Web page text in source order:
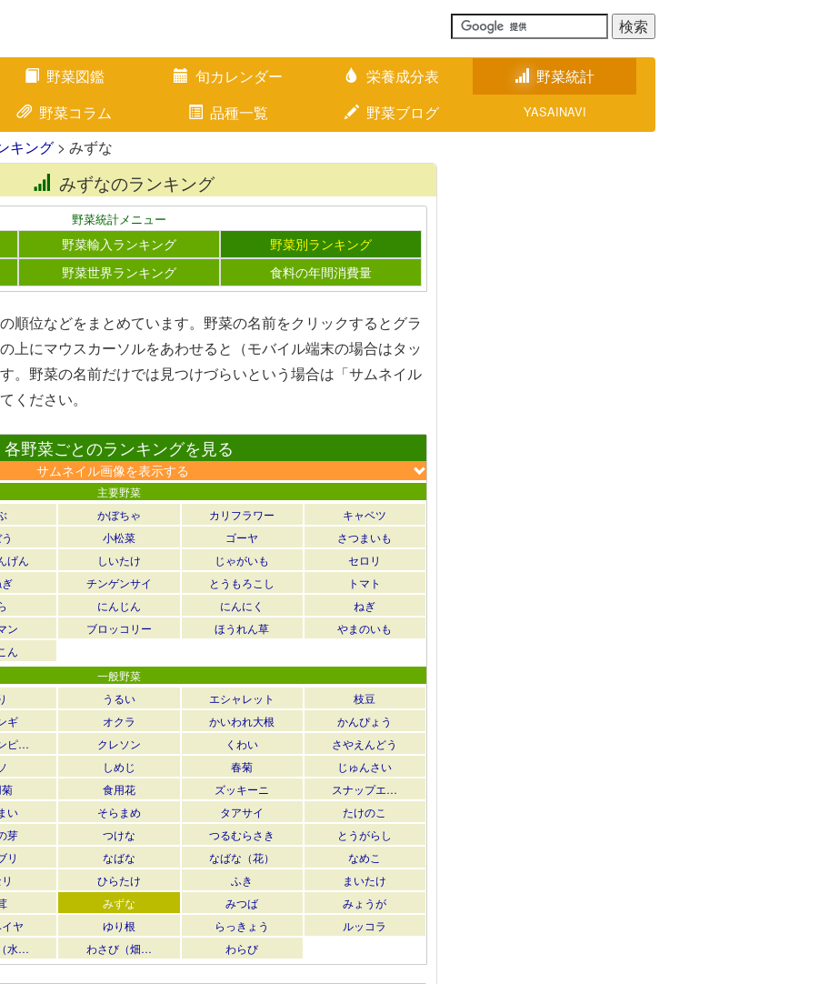
野菜図鑑 旬カレンダー 栄養成分表
野菜統計
野菜コラム 品種一覧 野菜ブログ YASAINAVI
キング > みずな
みずなのランキング
野菜統計メニュー
野菜輸入ランキング
野菜別ランキング
野菜世界ランキング 食料の年間消費量
順位などをまとめています。野菜の名前をクリックするとグラ
上にマウスカーソルをあわせると（モバイル端末の場合はタッ
。野菜の名前だけでは見つけづらいという場合は「サムネイル
ください。
各野菜ごとのランキングを見る
サムネイル画像を表示する
主要野菜
かぼちゃ カリフラワー
キャベツ
小松菜 ゴーヤ
さつまいも
げん しいたけ じゃがいも
セロリ
チンゲンサイ とうもろこし
トマト
にんじん にんにく
ねぎ
ン ブロッコリー ほうれん草
やまのいも
ん
一般野菜
うるい エシャレット
枝豆
ギ オクラ かいわれ大根
かんぴょう
ピ… クレソン くわい
さやえんどう
しめじ 春菊
じゅんさい
食用花 ズッキーニ
スナップエ…
い そらまめ タアサイ
たけのこ
芽 つけな つるむらさき
とうがらし
リ なばな なばな（花）
なめこ
ひらたけ ふき
まいたけ
みずな みつば
みょうが
ヤ ゆり根 らっきょう
ルッコラ
水… わさび（畑… わらび